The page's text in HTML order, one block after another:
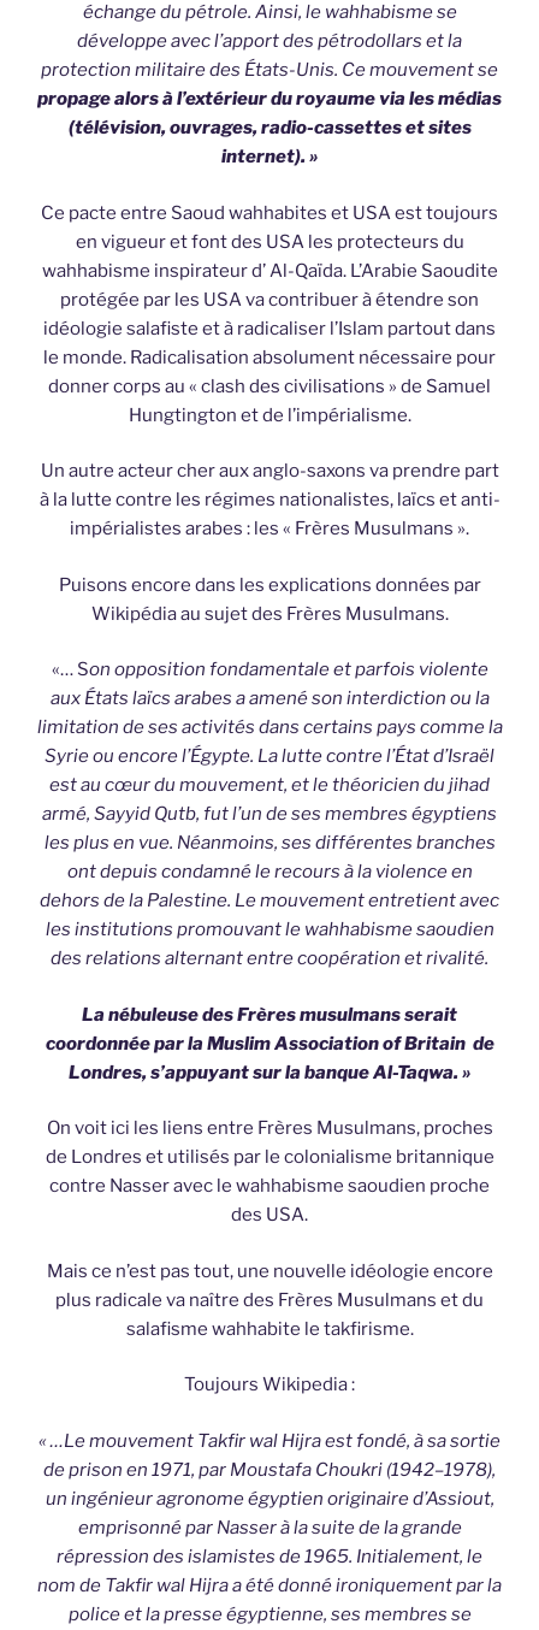
échange du pétrole. Ainsi, le wahhabisme se
développe avec l’apport des pétrodollars et la
protection militaire des États-Unis. Ce mouvement se
propage alors à l’extérieur du royaume via les médias
(télévision, ouvrages, radio-cassettes et sites
internet). »
Ce pacte entre Saoud wahhabites et USA est toujours
en vigueur et font des USA les protecteurs du
wahhabisme inspirateur d’ Al-Qaïda. L’Arabie Saoudite
protégée par les USA va contribuer à étendre son
idéologie salafiste et à radicaliser l’Islam partout dans
le monde. Radicalisation absolument nécessaire pour
donner corps au « clash des civilisations » de Samuel
Hungtington et de l’impérialisme.
Un autre acteur cher aux anglo-saxons va prendre part
à la lutte contre les régimes nationalistes, laïcs et anti-
impérialistes arabes : les « Frères Musulmans ».
Puisons encore dans les explications données par
Wikipédia au sujet des Frères Musulmans.
«… Son opposition fondamentale et parfois violente
aux États laïcs arabes a amené son interdiction ou la
limitation de ses activités dans certains pays comme la
Syrie ou encore l’Égypte. La lutte contre l’État d’Israël
est au cœur du mouvement, et le théoricien du jihad
armé, Sayyid Qutb, fut l’un de ses membres égyptiens
les plus en vue. Néanmoins, ses différentes branches
ont depuis condamné le recours à la violence en
dehors de la Palestine. Le mouvement entretient avec
les institutions promouvant le wahhabisme saoudien
des relations alternant entre coopération et rivalité.
La nébuleuse des Frères musulmans serait
coordonnée par la Muslim Association of Britain de
Londres, s’appuyant sur la banque Al-Taqwa. »
On voit ici les liens entre Frères Musulmans, proches
de Londres et utilisés par le colonialisme britannique
contre Nasser avec le wahhabisme saoudien proche
des USA.
Mais ce n’est pas tout, une nouvelle idéologie encore
plus radicale va naître des Frères Musulmans et du
salafisme wahhabite le takfirisme.
Toujours Wikipedia :
« …Le mouvement Takfir wal Hijra est fondé, à sa sortie
de prison en 1971, par Moustafa Choukri (1942–1978),
un ingénieur agronome égyptien originaire d’Assiout,
emprisonné par Nasser à la suite de la grande
répression des islamistes de 1965. Initialement, le
nom de Takfir wal Hijra a été donné ironiquement par la
police et la presse égyptienne, ses membres se